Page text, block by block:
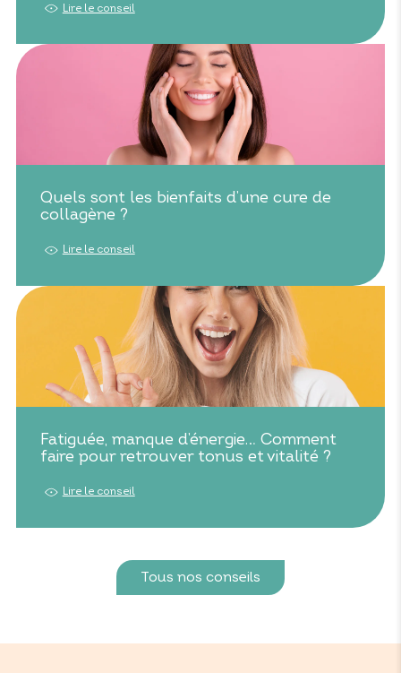
Lire le conseil
Quels sont les bienfaits d’une cure de
collagène ?
Lire le conseil
Fatiguée, manque d’énergie… Comment
faire pour retrouver tonus et vitalité ?
Lire le conseil
Tous nos conseils